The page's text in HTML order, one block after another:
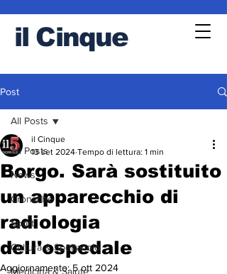
il Cinque
Post
All Posts
News
Cronache
Sport
Cultura & Spettacolo
Medicina & Salute
All Posts
Borgo. Sarà sostituito
un apparecchio di
radiologia
dell'ospedale
il Cinque
13 set 2024 Tempo di lettura: 1 min
Aggiornamento:5 ott 2024